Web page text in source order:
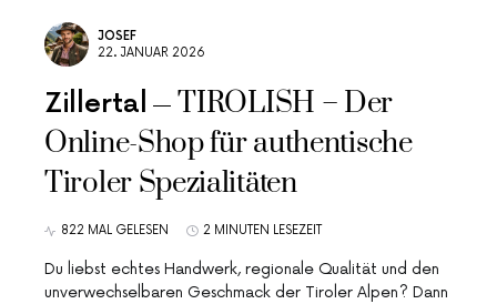
JOSEF
22. JANUAR 2026
Zillertal
TIROLISH – Der
Online-Shop für authentische
Tiroler Spezialitäten
822 MAL GELESEN 2 MINUTEN LESEZEIT
Du liebst echtes Handwerk, regionale Qualität und den
unverwechselbaren Geschmack der Tiroler Alpen? Dann